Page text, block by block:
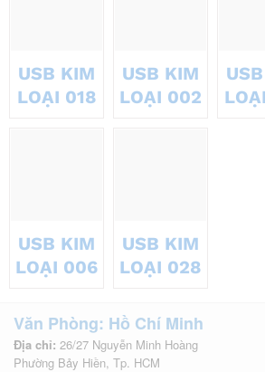
USB KIM
LOẠI 018
USB KIM
LOẠI 002
USB KIM
LOẠI 006
USB KIM
LOẠI 028
Văn Phòng: Hồ Chí Minh
Địa chỉ: 26/27 Nguyễn Minh Hoàng
Phường Bảy Hiền, Tp. HCM